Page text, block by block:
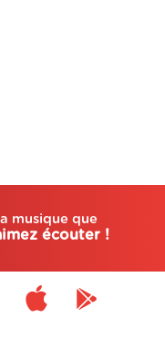
musique que
écouter !